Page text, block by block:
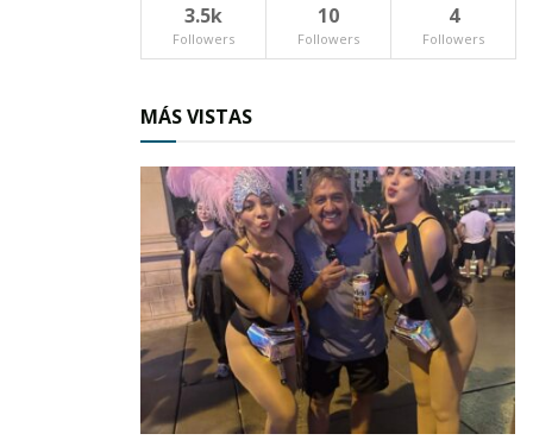
3.5k
Followers
10
Followers
4
Followers
MÁS VISTAS